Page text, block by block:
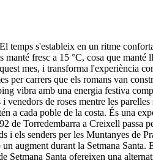
temps s'estableix en un ritme
fresc a 15 °C, cosa que
mes, i transforma l'experiència
per carrers que els romans van
vibra amb una energia festiva
venedors de roses mentre les
a cada poble de la costa. És una
de Torredembarra a Creixell passa
i els senders per les Muntanyes de
augment durant la Setmana Santa.
Setmana Santa ofereixen una